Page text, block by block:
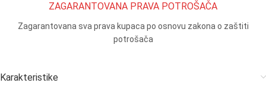
ZAGARANTOVANA PRAVA POTROŠAČA
Zagarantovana sva prava kupaca po osnovu zakona o zaštiti
potrošača
Karakteristike